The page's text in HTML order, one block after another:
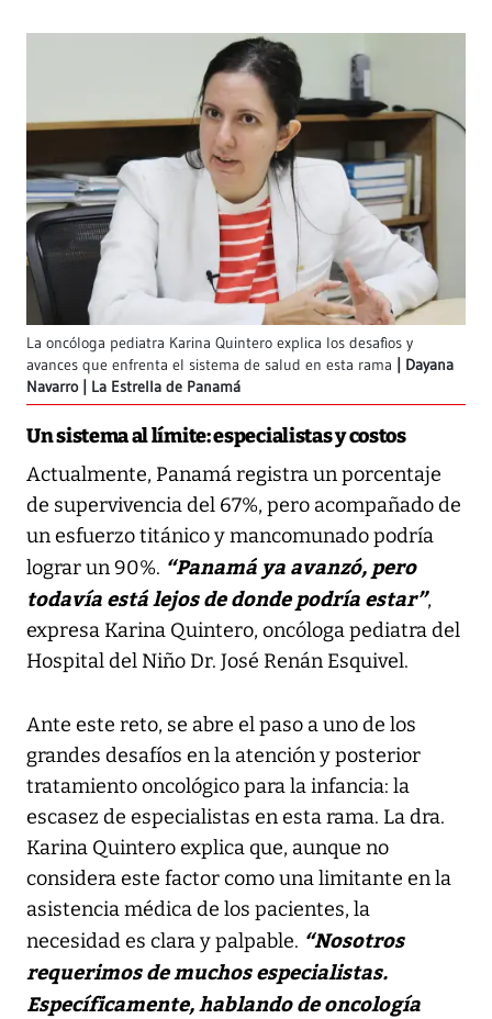
La oncóloga pediatra Karina Quintero explica los desafìos y
avances que enfrenta el sistema de salud en esta rama
Dayana
Navarro | La Estrella de Panamá
Un sistema al límite: especialistas y costos
Actualmente, Panamá registra un porcentaje
de supervivencia del 67%, pero acompañado de
un esfuerzo titánico y mancomunado podría
lograr un 90%. “Panamá ya avanzó, pero
todavía está lejos de donde podría estar”,
expresa Karina Quintero, oncóloga pediatra del
Hospital del Niño Dr. José Renán Esquivel.
Ante este reto, se abre el paso a uno de los
grandes desafíos en la atención y posterior
tratamiento oncológico para la infancia: la
escasez de especialistas en esta rama. La dra.
Karina Quintero explica que, aunque no
considera este factor como una limitante en la
asistencia médica de los pacientes, la
necesidad es clara y palpable. “Nosotros
requerimos de muchos especialistas.
Específicamente, hablando de oncología